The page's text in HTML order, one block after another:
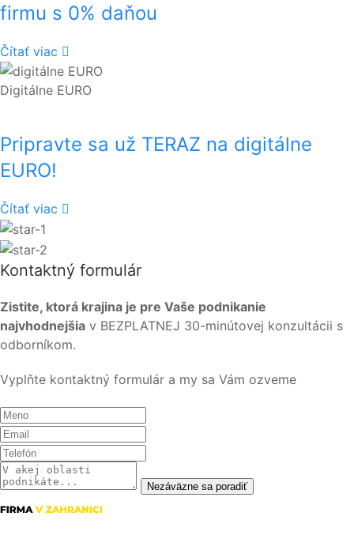
firmu s 0% daňou
Čítať viac
Digitálne EURO
Pripravte sa už TERAZ na digitálne
EURO!
Čítať viac
Kontaktný formulár
Zistite, ktorá krajina je pre Vaše podnikanie
najvhodnejšia v BEZPLATNEJ 30-minútovej konzultácii s
odborníkom.
Vyplňte kontaktný formulár a my sa Vám ozveme
Nezáväzne sa poradiť